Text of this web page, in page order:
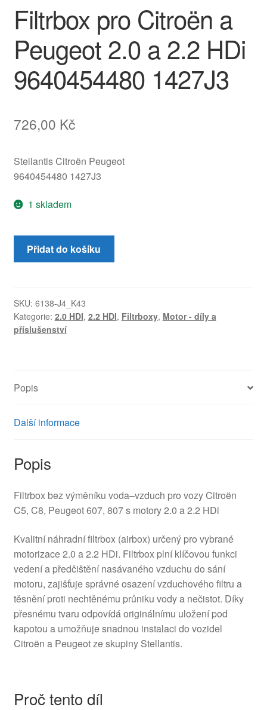
Reklamační řád
Vrakoviště Citroën
Filtrbox pro Citroën a
Peugeot 2.0 a 2.2 HDi
9640454480 1427J3
726,00 Kč
Stellantis Citroën Peugeot
9640454480 1427J3
1 skladem
Filtrbox
Peugeot
2.0
a
1427J3
Přidat do košíku
SKU: 6138-J4_K43
Kategorie: 2.0 HDI, 2.2 HDI, Filtrboxy, Motor - díly a
příslušenství
Popis
Další informace
Popis
Filtrbox bez výměníku voda–vzduch pro vozy Citroën
C5, C8, Peugeot 607, 807 s motory 2.0 a 2.2 HDi
Kvalitní náhradní filtrbox (airbox) určený pro vybrané
motorizace 2.0 a 2.2 HDi. Filtrbox plní klíčovou funkci
vedení a předčištění nasávaného vzduchu do sání
motoru, zajišťuje správné osazení vzduchového filtru a
těsnění proti nechtěnému průniku vody a nečistot. Díky
přesnému tvaru odpovídá originálnímu uložení pod
kapotou a umožňuje snadnou instalaci do vozidel
Citroën a Peugeot ze skupiny Stellantis.
Proč tento díl